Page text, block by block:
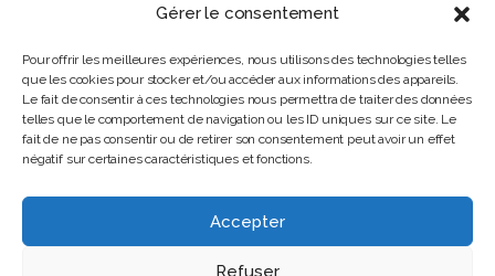
Gérer le consentement
Pour offrir les meilleures expériences, nous utilisons des technologies telles
que les cookies pour stocker et/ou accéder aux informations des appareils.
Le fait de consentir à ces technologies nous permettra de traiter des données
telles que le comportement de navigation ou les ID uniques sur ce site. Le
fait de ne pas consentir ou de retirer son consentement peut avoir un effet
négatif sur certaines caractéristiques et fonctions.
Accepter
Refuser
194, rue de Rivoli 75001 Paris France
Nous suivre